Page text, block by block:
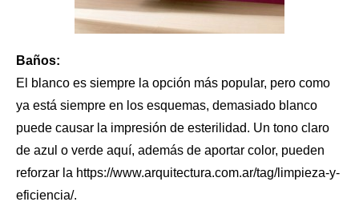
Baños:
El blanco es siempre la opción más popular, pero como
ya está siempre en los esquemas, demasiado blanco
puede causar la impresión de esterilidad. Un tono claro
de azul o verde aquí, además de aportar color, pueden
reforzar la https://www.arquitectura.com.ar/tag/limpieza-y-
eficiencia/.